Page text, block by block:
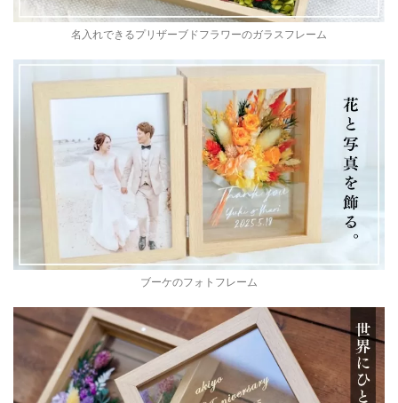
名入れできるプリザーブドフラワーのガラスフレーム
ブーケのフォトフレーム